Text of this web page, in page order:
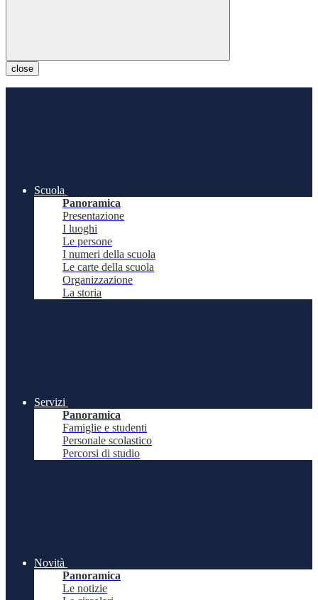
close
Scuola
Panoramica
Presentazione
I luoghi
Le persone
I numeri della scuola
Le carte della scuola
Organizzazione
La storia
Servizi
Panoramica
Famiglie e studenti
Personale scolastico
Percorsi di studio
Novità
Panoramica
Le notizie